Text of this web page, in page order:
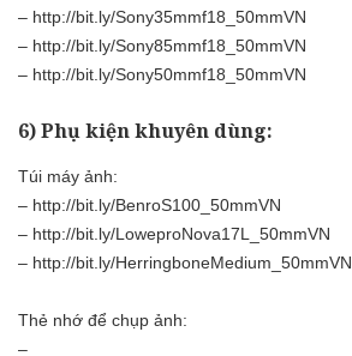
– http://bit.ly/Sony35mmf18_50mmVN
– http://bit.ly/Sony85mmf18_50mmVN
– http://bit.ly/Sony50mmf18_50mmVN
6) Phụ kiện khuyên dùng:
Túi máy ảnh:
– http://bit.ly/BenroS100_50mmVN
– http://bit.ly/LoweproNova17L_50mmVN
– http://bit.ly/HerringboneMedium_50mmVN
Thẻ nhớ để chụp ảnh:
–